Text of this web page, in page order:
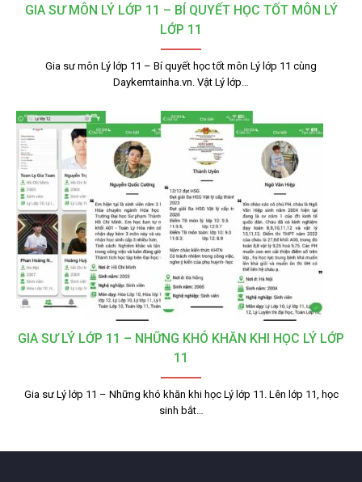
GIA SƯ MÔN LÝ LỚP 11 – BÍ QUYẾT HỌC TỐT MÔN LÝ
LỚP 11
Gia sư môn Lý lớp 11 – Bí quyết học tốt môn Lý lớp 11 cùng
Daykemtainha.vn. Vật Lý lớp…
GIA SƯ LÝ LỚP 11 – NHỮNG KHÓ KHĂN KHI HỌC LÝ LỚP
11
Gia sư Lý lớp 11 – Những khó khăn khi học Lý lớp 11. Lên lớp 11, học
sinh bắt…